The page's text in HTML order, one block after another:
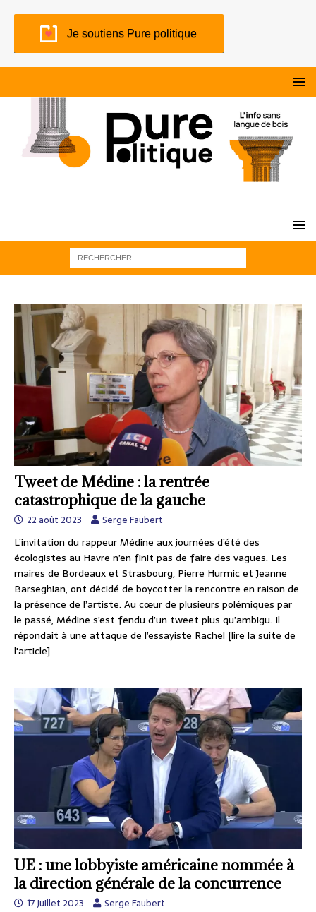
Je soutiens Pure politique
Tweet de Médine : la rentrée
catastrophique de la gauche
22 août 2023 Serge Faubert
L’invitation du rappeur Médine aux journées d’été des
écologistes au Havre n’en finit pas de faire des vagues. Les
maires de Bordeaux et Strasbourg, Pierre Hurmic et Jeanne
Barseghian, ont décidé de boycotter la rencontre en raison de
la présence de l’artiste. Au cœur de plusieurs polémiques par
le passé, Médine s’est fendu d’un tweet plus qu’ambigu. Il
répondait à une attaque de l’essayiste Rachel [lire la suite de
l'article]
UE : une lobbyiste américaine nommée à
la direction générale de la concurrence
17 juillet 2023 Serge Faubert